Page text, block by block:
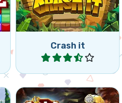
Crash it
juego de colapsar.
Jugar